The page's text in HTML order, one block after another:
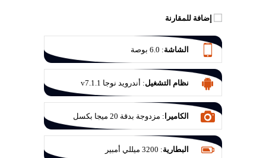
إضافة للمقارنة
الشاشة: 6.0 بوصة
نظام التشغيل: أندرويد نوجا v7.1.1
الكاميرا :
مزدوجة بدقة 20 ميجا بكسل
وبفتحة عدسة f/2.6 وبدقة 16 ميجا بكسل
وبفتحة عدسة f/1.7
البطارية: 3200 ميللي أمبير